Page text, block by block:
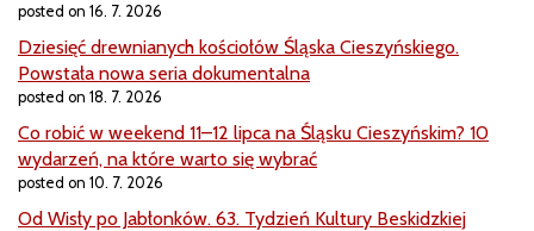
posted on 16. 7. 2026
Dziesięć drewnianych kościołów Śląska Cieszyńskiego.
Powstała nowa seria dokumentalna
posted on 18. 7. 2026
Co robić w weekend 11–12 lipca na Śląsku Cieszyńskim? 10
wydarzeń, na które warto się wybrać
posted on 10. 7. 2026
Od Wisły po Jabłonków. 63. Tydzień Kultury Beskidzkiej